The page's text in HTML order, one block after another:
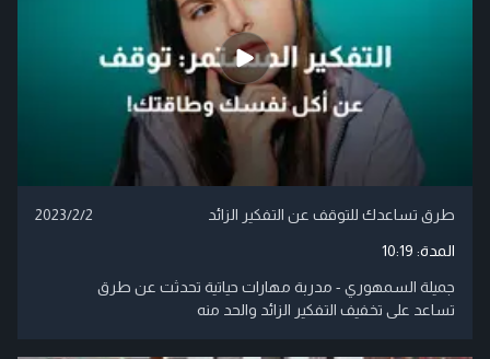
طرق تساعدك للتوقف عن التفكير الزائد 2023/2/2
المدة: 10:19
جميلة السمهوري - مدربة مهارات حياتية تحدثت عن طرق
تساعد على تخفيف التفكير الزائد والحد منه